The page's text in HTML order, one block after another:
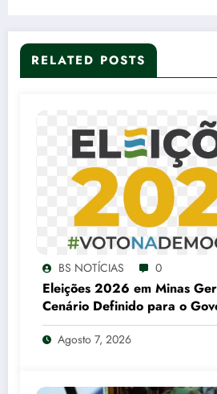
RELATED POSTS
BS NOTÍCIAS 0
Eleições 2026 em Minas
Cenário Definido para o
Senado
Agosto 7, 2026